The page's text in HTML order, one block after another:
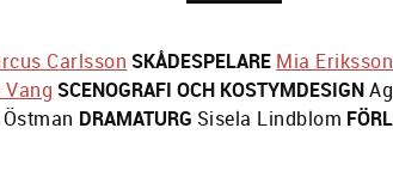
Carlsson SKÅDESPELARE Mia Eriksson
SCENOGRAFI OCH KOSTYMDESIGN
DRAMATURG Sisela Lindblom